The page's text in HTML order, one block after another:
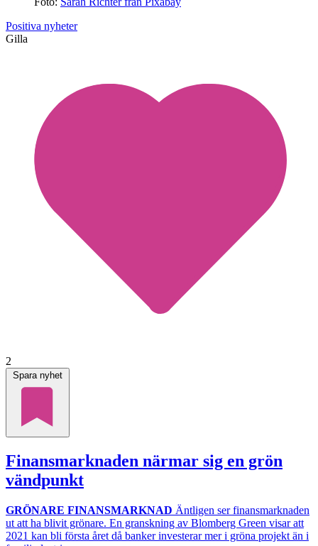
Positiva nyheter
Gilla
2
Spara nyhet
Finansmarknaden närmar sig en grön
vändpunkt
GRÖNARE FINANSMARKNAD Äntligen ser finansmarknaden
ut att ha blivit grönare. En granskning av Blomberg Green visar att
2021 kan bli första året då banker investerar mer i gröna projekt än i